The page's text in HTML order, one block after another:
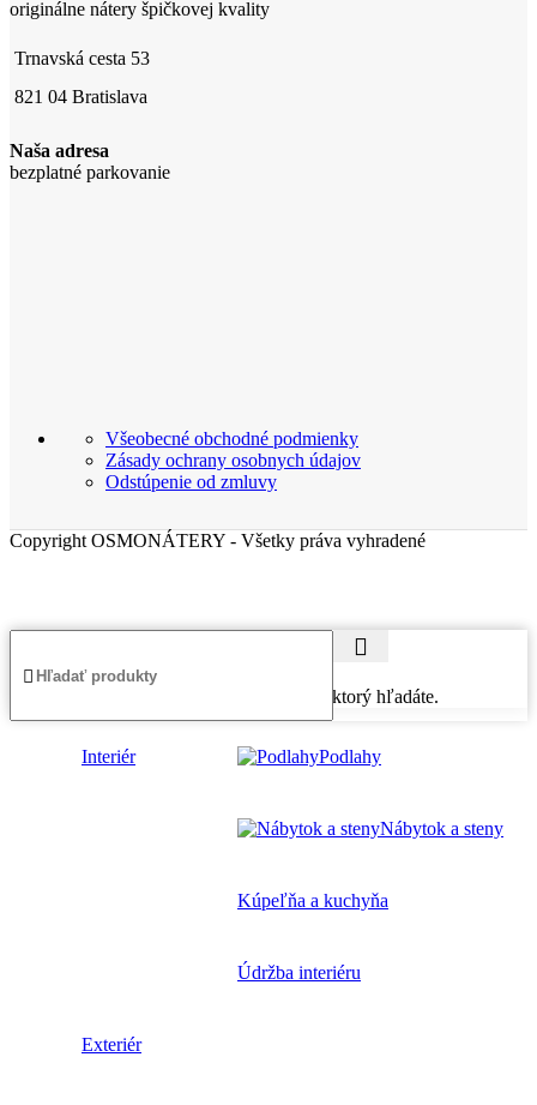
originálne nátery špičkovej kvality
Trnavská cesta 53
821 04 Bratislava
Naša adresa
bezplatné parkovanie
Všeobecné obchodné podmienky
Zásady ochrany osobnych údajov
Odstúpenie od zmluvy
Copyright OSMONÁTERY - Všetky práva vyhradené
Začnite písať názov produktu, ktorý hľadáte.
Interiér Podlahy
Nábytok a steny
Kúpeľňa a kuchyňa
Údržba interiéru
Exteriér